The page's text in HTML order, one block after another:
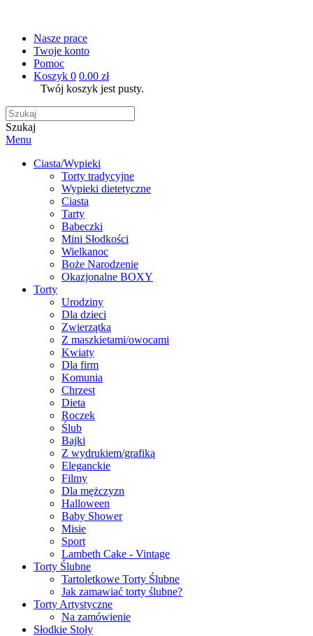
Nasze prace
Twoje konto
Pomoc
Koszyk 0 0.00 zł
Twój koszyk jest pusty.
Szukaj
Menu
Ciasta/Wypieki
Torty tradycyjne
Wypieki dietetyczne
Ciasta
Tarty
Babeczki
Mini Słodkości
Wielkanoc
Boże Narodzenie
Okazjonalne BOXY
Torty
Urodziny
Dla dzieci
Zwierzątka
Z maszkietami/owocami
Kwiaty
Dla firm
Komunia
Chrzest
Dieta
Roczek
Ślub
Bajki
Z wydrukiem/grafiką
Eleganckie
Filmy
Dla mężczyzn
Halloween
Baby Shower
Misie
Sport
Lambeth Cake - Vintage
Torty Ślubne
Tartoletkowe Torty Ślubne
Jak zamawiać torty ślubne?
Torty Artystyczne
Na zamówienie
Słodkie Stoły